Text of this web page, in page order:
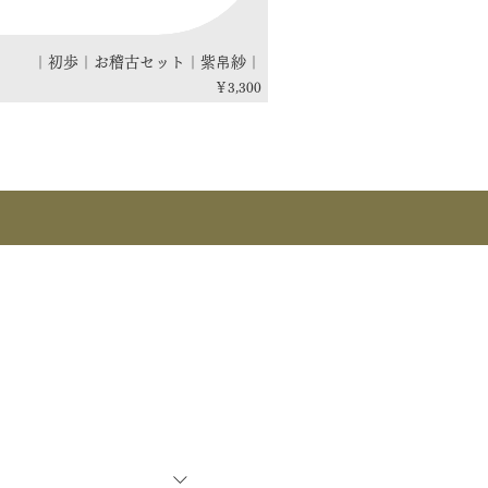
｜初歩｜お稽古セット｜紫帛紗｜
価格
￥3,300